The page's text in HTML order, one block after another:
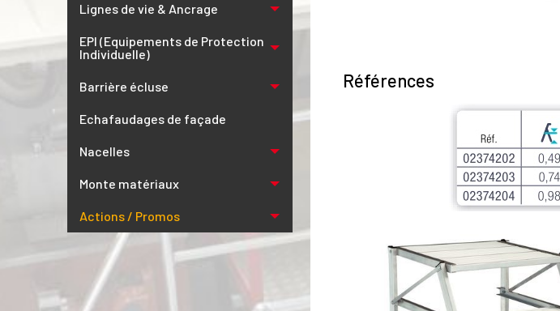
Lignes de vie & Ancrage
EPI (Equipements de Protection
Individuelle)
Barrière écluse
Echafaudages de façade
Nacelles
Monte matériaux
Actions / Promos
Références